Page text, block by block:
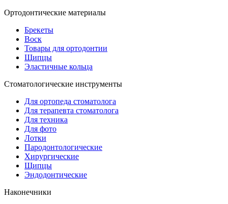
Ортодонтические материалы
Брекеты
Воск
Товары для ортодонтии
Щипцы
Эластичные кольца
Стоматологические инструменты
Для ортопеда стоматолога
Для терапевта стоматолога
Для техника
Для фото
Лотки
Пародонтологические
Хирургические
Щипцы
Эндодонтические
Наконечники